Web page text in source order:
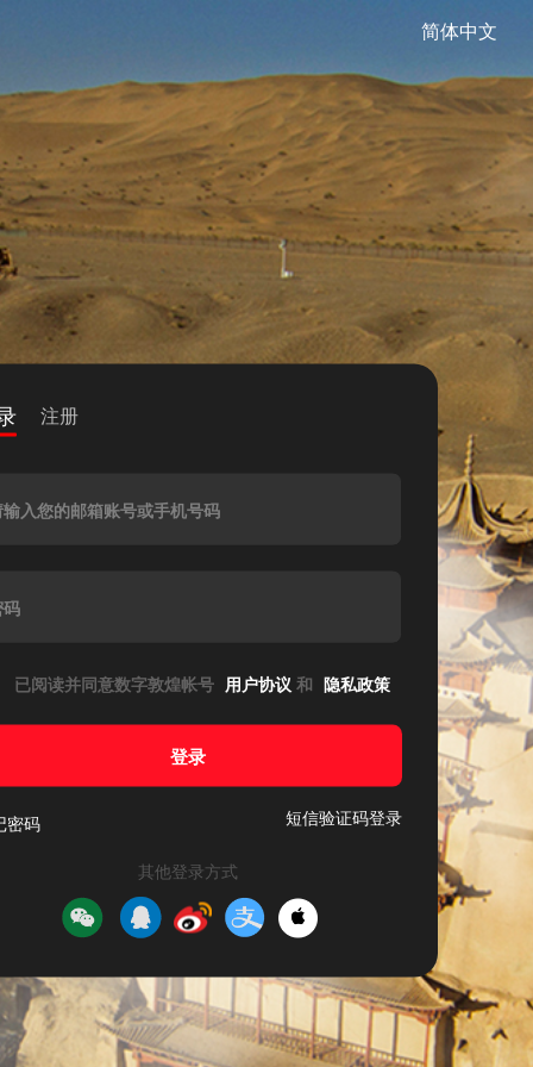
简体中文
注册
入您的邮箱账号或手机号码
已阅读并同意数字敦煌帐号 用户协议 和 隐私政策
登录
密码 短信验证码登录
其他登录方式